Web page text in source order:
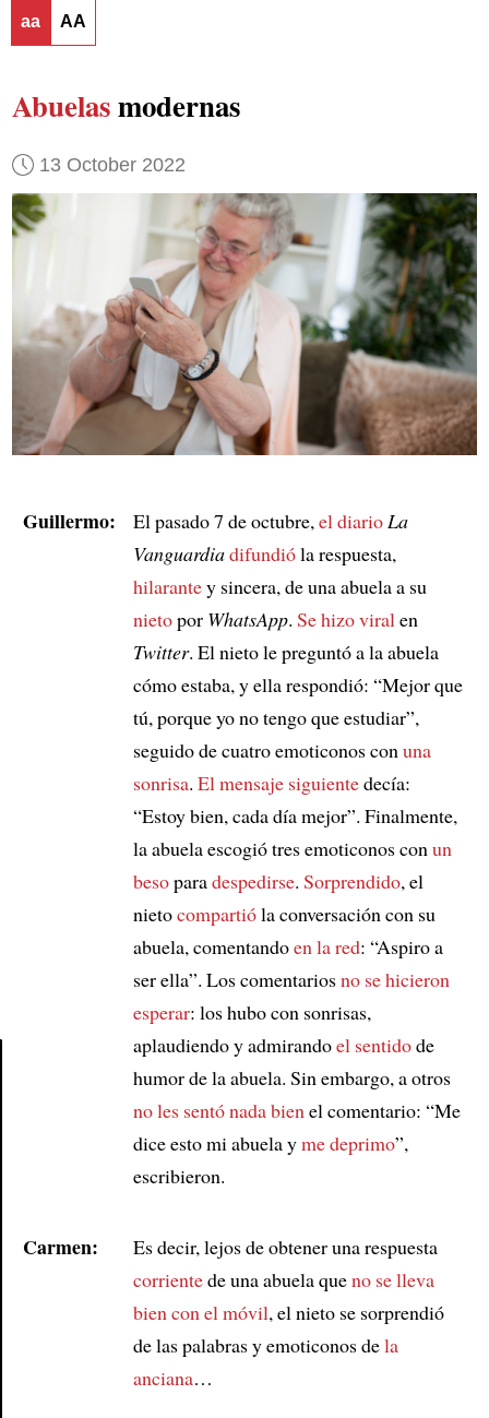
aa AA
Abuelasmodernas
13 October 2022
Guillermo: El pasado 7 de octubre, el diario La
Vanguardiadifundióla respuesta,
hilarantey sincera, de una abuela a su
nietopor WhatsApp. Se hizo viral en
Twitter. El nieto le preguntó a la abuela
cómo estaba, y ella respondió: “Mejor que
tú, porque yo no tengo que estudiar”,
seguido de cuatro emoticonos con una
sonrisa. El mensaje siguientedecía:
“Estoy bien, cada día mejor”. Finalmente,
la abuela escogió tres emoticonos con un
besoparadespedirse. Sorprendido, el
nietocompartióla conversación con su
abuela, comentandoen la red: “Aspiro a
ser ella”. Los comentariosno se hicieron
esperar: los hubo con sonrisas,
aplaudiendo y admirandoel sentidode
humor de la abuela. Sin embargo, a otros
no les sentó nada bien el comentario: “Me
dice esto mi abuela yme deprimo”,
escribieron.
Carmen:
Es decir, lejos de obtener una respuesta
corrientede una abuela queno se lleva
bien con el móvil, el nieto se sorprendió
de las palabras y emoticonos dela
anciana…